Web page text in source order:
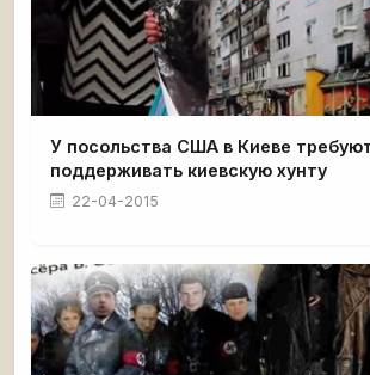
У посольства США в Киеве
поддерживать киевскую хунту
22-04-2015